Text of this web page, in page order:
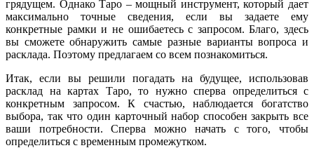
грядущем. Однако Таро – мощный инструмент, который дает
максимально точные сведения, если вы задаете ему
конкретные рамки и не ошибаетесь с запросом. Благо, здесь
вы сможете обнаружить самые разные варианты вопроса и
расклада. Поэтому предлагаем со всем познакомиться.
Итак, если вы решили погадать на будущее, использовав
расклад на картах Таро, то нужно сперва определиться с
конкретным запросом. К счастью, наблюдается богатство
выбора, так что один карточный набор способен закрыть все
ваши потребности. Сперва можно начать с того, чтобы
определиться с временным промежутком.